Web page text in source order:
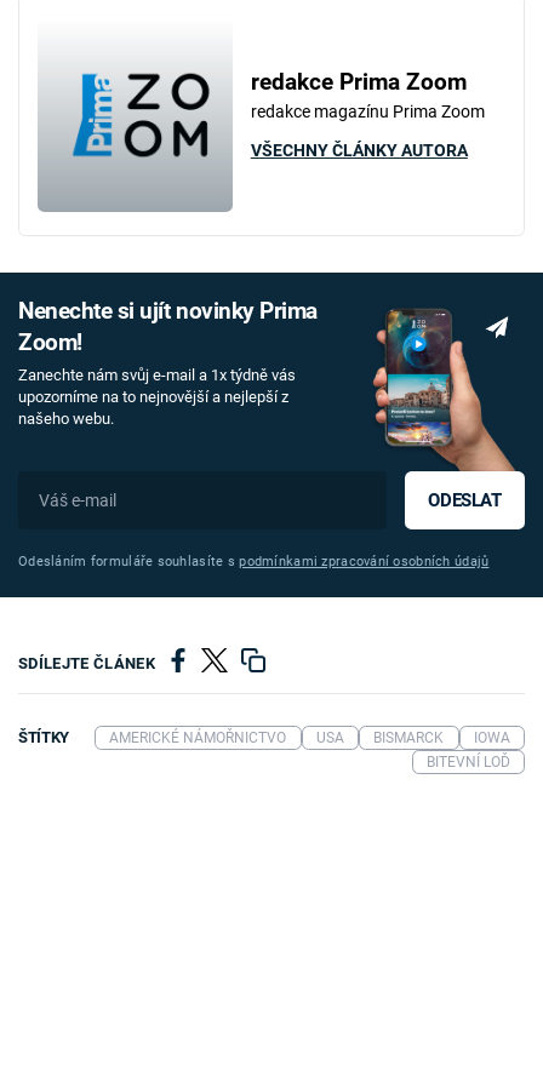
redakce Prima Zoom
redakce magazínu Prima Zoom
VŠECHNY ČLÁNKY AUTORA
Nenechte si ujít novinky Prima
Zoom!
Zanechte nám svůj e-mail a 1x týdně vás
upozorníme na to nejnovější a nejlepší z
našeho webu.
ODESLAT
Odesláním formuláře souhlasíte spodmínkami zpracování osobních údajů
SDÍLEJTE ČLÁNEK
ŠTÍTKY AMERICKÉ NÁMOŘNICTVO USA BISMARCK
IOWA
BITEVNÍ LOĎ